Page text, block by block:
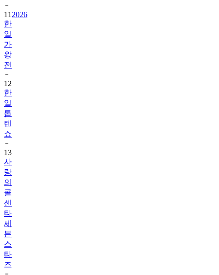
11 2026
한
일
가
왕
전
12
한
일
톱
텐
쇼
13
사
랑
의
콜
센
타
세
븐
스
타
즈